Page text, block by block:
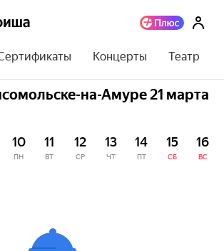
Концерты Театр
на-Амуре 21 марта
10
ПН
11
ВТ
12
СР
13
ЧТ
14
ПТ
15
СБ
16
ВС